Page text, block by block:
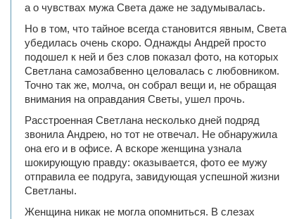
а о чувствах мужа Света даже не задумывалась.
Но в том, что тайное всегда становится явным, Света
убедилась очень скоро. Однажды Андрей просто
подошел к ней и без слов показал фото, на которых
Светлана самозабвенно целовалась с любовником.
Точно так же, молча, он собрал вещи и, не обращая
внимания на оправдания Светы, ушел прочь.
Расстроенная Светлана несколько дней подряд
звонила Андрею, но тот не отвечал. Не обнаружила
она его и в офисе. А вскоре женщина узнала
шокирующую правду: оказывается, фото ее мужу
отправила ее подруга, завидующая успешной жизни
Светланы.
Женщина никак не могла опомниться. В слезах